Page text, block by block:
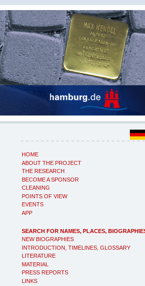
HOME
ABOUT THE PROJECT
THE RESEARCH
BECOME A SPONSOR
CLEANING
POINTS OF VIEW
EVENTS
APP
SEARCH FOR NAMES, PLACES,
NEW BIOGRAPHIES
INTRODUCTION, TIMELINES, GLOSSARY
LITERATURE
MATERIAL
PRESS REPORTS
LINKS